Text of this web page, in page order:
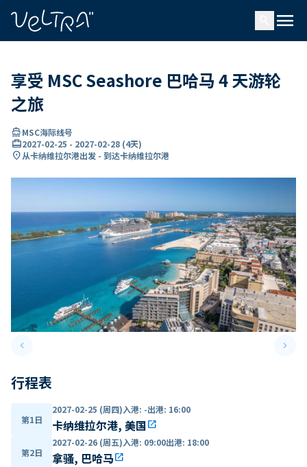
menu
享受 MSC Seashore 巴哈马 4 天游轮
之旅
directions_boatMSC海际线号
card_travel2027-02-25 - 2027-02-28 (4天)
location_on从卡纳维拉尔港出发 - 到达卡纳维拉尔港
keyboard_arrow_leftPrevious slide keyboard_arrow_right
行程表
第1日
2027-02-25 (周四)入港: -出港: 16:00
卡纳维拉尔港, 美国open_in_new
第2日
2027-02-26 (周五)入港: 09:00出港: 18:00
拿骚, 巴哈马open_in_new